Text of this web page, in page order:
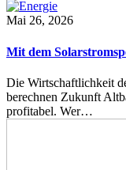
Mai 26, 2026
Mit dem
Die Wirtschaftlichkeit
berechnen Zukunft
profitabel. Wer…